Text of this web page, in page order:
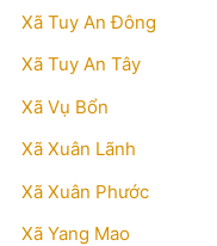
Xã Tuy An Đông
Xã Tuy An Tây
Xã Vụ Bổn
Xã Xuân Lãnh
Xã Xuân Phước
Xã Yang Mao